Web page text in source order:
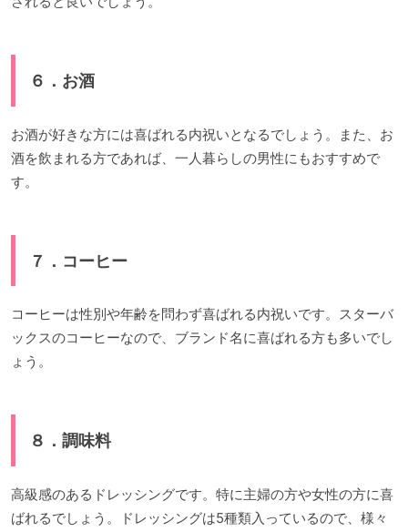
６．お酒
お酒が好きな方には喜ばれる内祝いとなるでしょう。また、お
酒を飲まれる方であれば、一人暮らしの男性にもおすすめで
す。
７．コーヒー
コーヒーは性別や年齢を問わず喜ばれる内祝いです。スターバ
ックスのコーヒーなので、ブランド名に喜ばれる方も多いでし
ょう。
８．調味料
高級感のあるドレッシングです。特に主婦の方や女性の方に喜
ばれるでしょう。ドレッシングは5種類入っているので、様々